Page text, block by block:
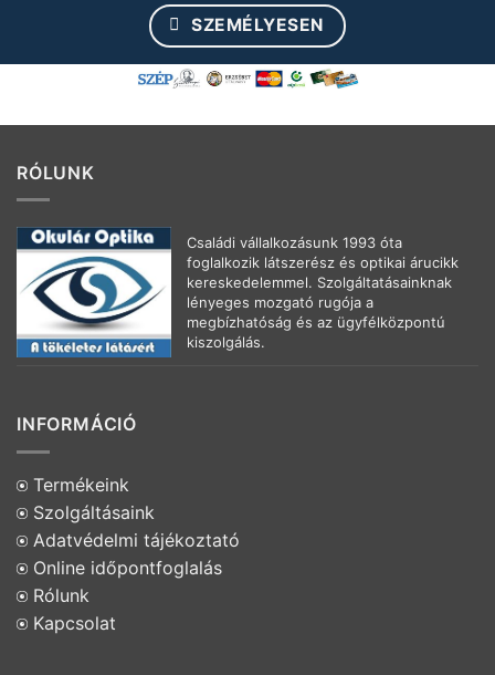
SZEMÉLYESEN
RÓLUNK
Családi vállalkozásunk 1993 óta
foglalkozik látszerész és optikai árucikk
kereskedelemmel. Szolgáltatásainknak
lényeges mozgató rugója a
megbízhatóság és az ügyfélközpontú
kiszolgálás.
INFORMÁCIÓ
Termékeink
Szolgáltásaink
Adatvédelmi tájékoztató
Online időpontfoglalás
Rólunk
Kapcsolat